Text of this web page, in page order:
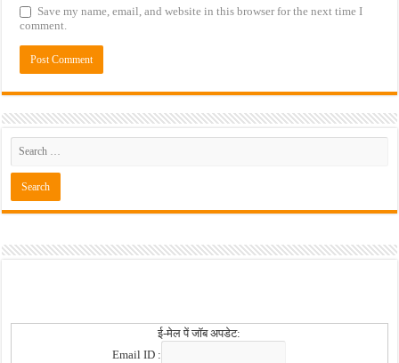
Save my name, email, and website in this browser for the next time I
comment.
ई-मेल पें जॉब अपडेट:
Email ID :